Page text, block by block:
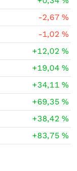
-2,67%
-1,02%
+12,02%
+19,04%
+34,11%
+69,35%
+38,42%
+83,75%